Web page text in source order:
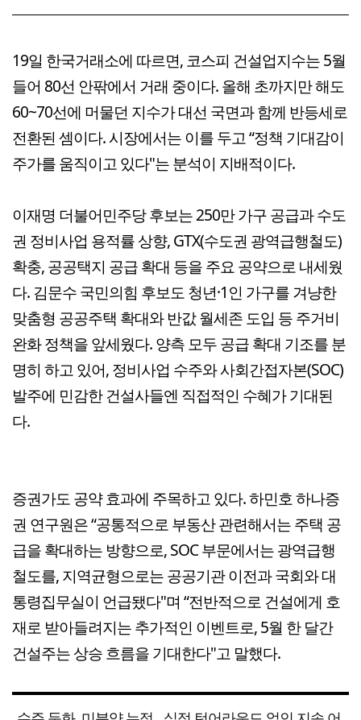
19일 한국거래소에 따르면, 코스피 건설업지수는 5월
들어 80선 안팎에서 거래 중이다. 올해 초까지만 해도
60~70선에 머물던 지수가 대선 국면과 함께 반등세로
전환된 셈이다. 시장에서는 이를 두고 “정책 기대감이
주가를 움직이고 있다"는 분석이 지배적이다.
이재명 더불어민주당 후보는 250만 가구 공급과 수도
권 정비사업 용적률 상향, GTX(수도권 광역급행철도)
확충, 공공택지 공급 확대 등을 주요 공약으로 내세웠
다. 김문수 국민의힘 후보도 청년·1인 가구를 겨냥한
맞춤형 공공주택 확대와 반값 월세존 도입 등 주거비
완화 정책을 앞세웠다. 양측 모두 공급 확대 기조를 분
명히 하고 있어, 정비사업 수주와 사회간접자본(SOC)
발주에 민감한 건설사들엔 직접적인 수혜가 기대된
다.
증권가도 공약 효과에 주목하고 있다. 하민호 하나증
권 연구원은 “공통적으로 부동산 관련해서는 주택 공
급을 확대하는 방향으로, SOC 부문에서는 광역급행
철도를, 지역균형으로는 공공기관 이전과 국회와 대
통령집무실이 언급됐다"며 “전반적으로 건설에게 호
재로 받아들려지는 추가적인 이벤트로, 5월 한 달간
건설주는 상승 흐름을 기대한다"고 말했다.